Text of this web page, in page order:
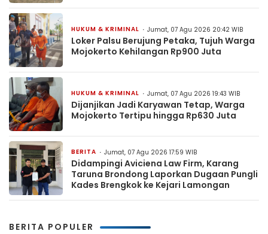
HUKUM & KRIMINAL Jumat, 07 Agu 2026 20:42 WIB
Loker Palsu Berujung Petaka, Tujuh Warga
Mojokerto Kehilangan Rp900 Juta
HUKUM & KRIMINAL Jumat, 07 Agu 2026 19:43 WIB
Dijanjikan Jadi Karyawan Tetap, Warga
Mojokerto Tertipu hingga Rp630 Juta
BERITA Jumat, 07 Agu 2026 17:59 WIB
Didampingi Aviciena Law Firm, Karang
Taruna Brondong Laporkan Dugaan Pungli
Kades Brengkok ke Kejari Lamongan
BERITA POPULER